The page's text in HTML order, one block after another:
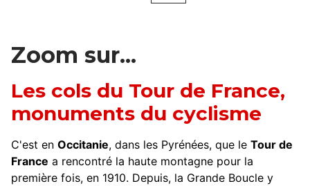
Zoom sur...
Les cols du Tour de France,
monuments du cyclisme
C'est en Occitanie, dans les Pyrénées, que le Tour de
France a rencontré la haute montagne pour la
première fois, en 1910. Depuis, la Grande Boucle y